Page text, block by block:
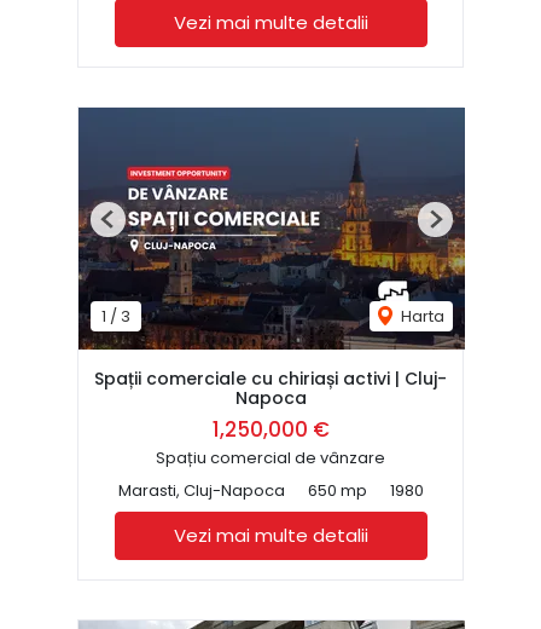
Vezi mai multe detalii
1 / 3 Harta
Previous Next
Spații comerciale cu chiriași activi | Cluj-
Napoca
1,250,000 €
Spațiu comercial de vânzare
Marasti, Cluj-Napoca
650 mp 1980
Vezi mai multe detalii